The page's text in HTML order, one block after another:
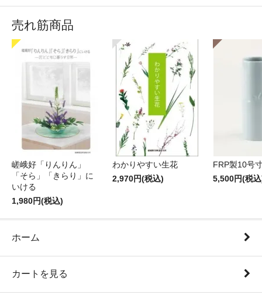
売れ筋商品
嵯峨好「りんりん」
「そら」「きらり」に
いける
1,980円(税込)
わかりやすい生花
2,970円(税込)
FRP製10号
5,500円(税
ホーム
カートを見る